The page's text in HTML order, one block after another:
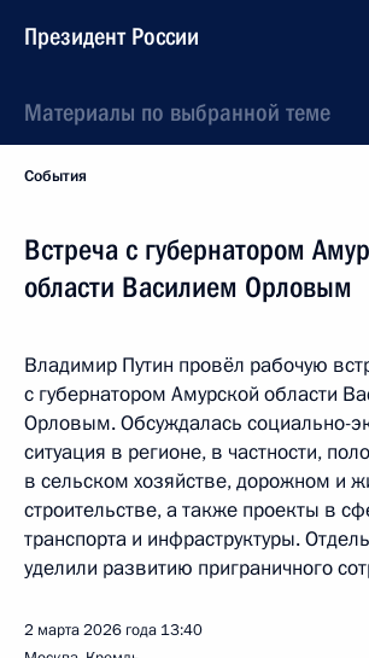
Президент России
Материалы по выбранной теме
События
Встреча с губернатором
области Василием Орловым
Владимир Путин провёл рабочую
с губернатором Амурской области
Орловым. Обсуждалась социально-
ситуация в регионе, в частности,
в сельском хозяйстве, дорожном и
строительстве, а также проекты в
транспорта и инфраструктуры.
уделили развитию приграничного
2 марта 2026 года 13:40